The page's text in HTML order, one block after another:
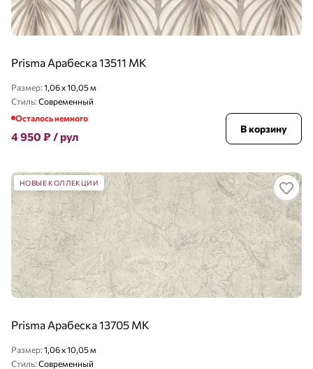
Prisma Арабеска 13511 MK
Размер: 1,06 x 10,05 м
Стиль: Современный
Осталось немного
4 950 ₽ / рул
В корзину
НОВЫЕ КОЛЛЕКЦИИ
Prisma Арабеска 13705 MK
Размер: 1,06 x 10,05 м
Стиль: Современный